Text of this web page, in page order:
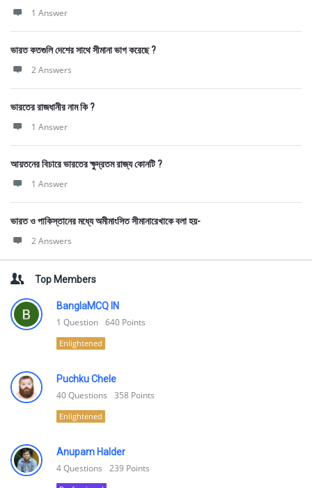
1 Answer
ভারত কতগুলি দেশের সাথে সীমানা ভাগ করেছে ?
2 Answers
ভারতের রাজধানীর নাম কি ?
1 Answer
আয়তনের বিচারে ভারতের ক্ষুদ্রতম রাজ্য কোনটি ?
1 Answer
ভারত ও পাকিস্তানের মধ্যে অমীমাংসিত সীমানারেখাকে বলা হয়-
2 Answers
Top Members
BanglaMCQ IN
1 Question 640 Points
Enlightened
Puchku Chele
40Questions 358 Points
Enlightened
Anupam Halder
4Questions 239 Points